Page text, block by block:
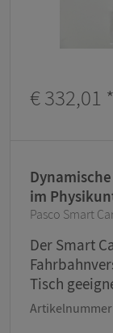
€ 332,01 *
im
Pasco Smart
Der Smart
Tisch
Artikelnummer